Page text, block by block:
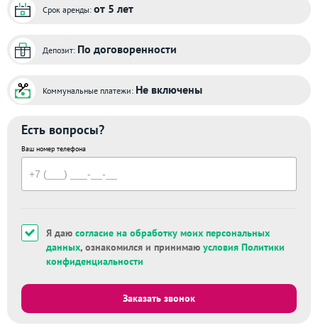
Срок аренды: от 5 лет
Депозит: По договоренности
Коммунальные платежи: Не включены
Есть вопросы?
Ваш номер телефона
Я даю согласие на обработку моих персональных
данных, ознакомился и принимаю условия Политики
конфиденциальности
Заказать звонок